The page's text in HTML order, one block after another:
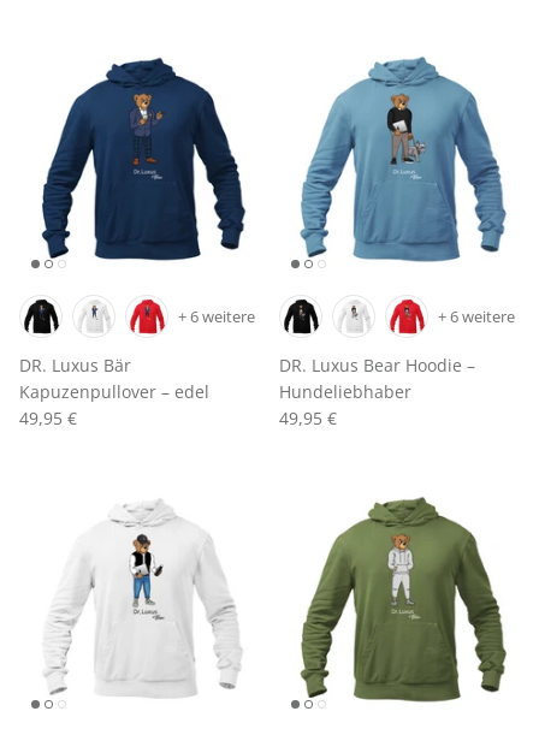
DR. Luxus Bär
Kapuzenpullover – edel
49,95 €
+ 6 weitere
DR. Luxus Bear Hoodie –
Hundeliebhaber
49,95 €
+ 6 weitere